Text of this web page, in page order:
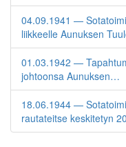
04.09.1941 —
liikkeelle Aunuksen
01.03.1942 —
johtoonsa Aunuksen…
18.06.1944 —
rautateitse keskitetyn